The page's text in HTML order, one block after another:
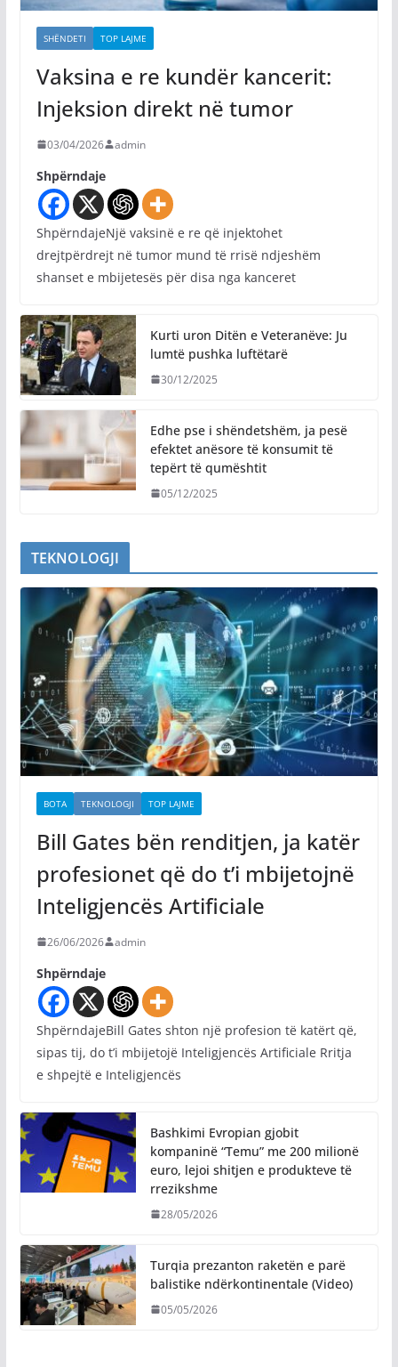
SHËNDETI TOP LAJME
Vaksina e re kundër kancerit:
Injeksion direkt në tumor
03/04/2026 admin
Shpërndaje
ShpërndajeNjë vaksinë e re që injektohet
drejtpërdrejt në tumor mund të rrisë ndjeshëm
shanset e mbijetesës për disa nga kanceret
Kurti uron Ditën e Veteranëve: Ju
lumtë pushka luftëtarë
30/12/2025
Edhe pse i shëndetshëm, ja pesë
efektet anësore të konsumit të
tepërt të qumështit
05/12/2025
TEKNOLOGJI
BOTA TEKNOLOGJI TOP LAJME
Bill Gates bën renditjen, ja katër
profesionet që do t’i mbijetojnë
Inteligjencës Artificiale
26/06/2026 admin
Shpërndaje
ShpërndajeBill Gates shton një profesion të katërt që,
sipas tij, do t’i mbijetojë Inteligjencës Artificiale Rritja
e shpejtë e Inteligjencës
Bashkimi Evropian gjobit
kompaninë “Temu” me 200 milionë
euro, lejoi shitjen e produkteve të
rrezikshme
28/05/2026
Turqia prezanton raketën e parë
balistike ndërkontinentale (Video)
05/05/2026